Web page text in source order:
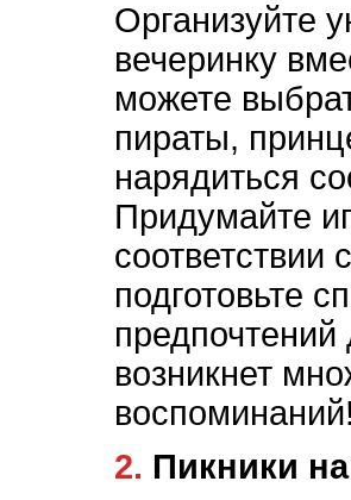
Организуйте
вечеринку
можете
пираты,
нарядиться
Придумайте
соответствии
подготовьте
предпочтений
возникнет
2. Пикники